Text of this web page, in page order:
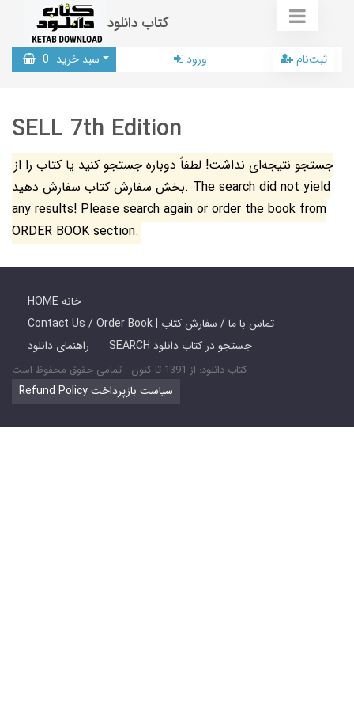
کتاب دانلود
سبد خرید 0 ورود ثبت‌نام
SELL 7th Edition
جستجو نتیجه‌ای نداشت! لطفاً دوباره جستجو کنید یا کتاب را از
بخش سفارش کتاب سفارش دهید. The search did not yield
any results! Please search again or order the book from
ORDER BOOK section.
HOME خانه
Contact Us / Order Book | تماس با ما / سفارش کتاب
راهنمای دانلود
SEARCH جستجو در کتاب دانلود
کتاب دانلود: از 1391 تا کنون - تمامی حقوق محفوظ است
Refund Policy سیاست بازپرداخت